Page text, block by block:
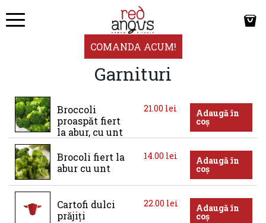
COMANDA ACUM!
Garnituri
Broccoli
proaspăt fiert
la abur, cu unt
21.00 lei Adaugă în
coș
Brocoli fiert la
abur cu unt
14.00 lei Adaugă în
coș
Cartofi dulci
prăjiți
22.00 lei Adaugă în
coș